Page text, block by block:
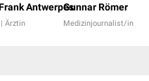
Antwerpes
Ärztin
Gunnar Römer
Medizinjournalist/in